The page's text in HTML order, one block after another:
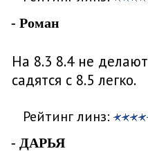
- Роман
На 8.3 8.4 не
садятся с 8.5 легко.
Рейтинг линз:
- ДАРЬЯ